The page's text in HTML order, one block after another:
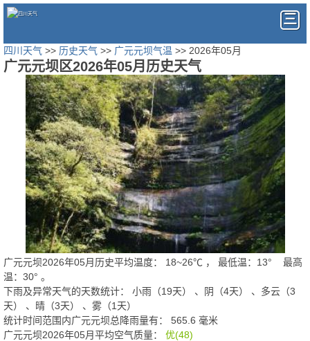
四川天气 >> 历史天气 >> 广元元坝气温 >> 2026年05月
广元元坝区2026年05月历史天气
广元元坝2026年05月历史平均温度： 18~26℃ ， 最低温： 13° 最高
温： 30° 。
下雨及异常天气的天数统计： 小雨（19天） 、阴（4天） 、多云（3
天） 、晴（3天） 、雾（1天）
统计时间范围内广元元坝总降雨量有： 565.6 毫米
广元元坝2026年05月平均空气质量： 优(48)